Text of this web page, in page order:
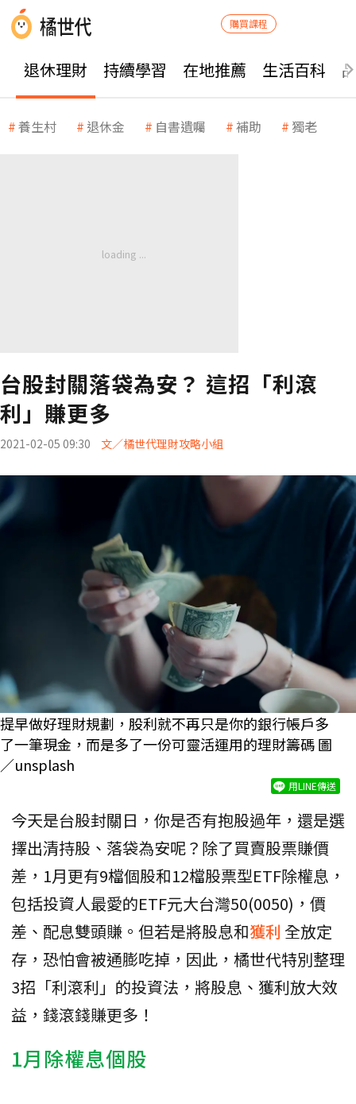
購買課程
退休理財 持續學習 在地推薦 生活百科
養生村 退休金 自書遺囑 補助 獨老
台股封關落袋為安？ 這招「利滾
利」賺更多
2021-02-05 09:30 文／橘世代理財攻略小組
提早做好理財規劃，股利就不再只是你的銀行帳戶多
了一筆現金，而是多了一份可靈活運用的理財籌碼 圖
／unsplash
用LINE傳送
今天是台股封關日，你是否有抱股過年，還是選
擇出清持股、落袋為安呢？除了買賣股票賺價
差，1月更有9檔個股和12檔股票型ETF除權息，
包括投資人最愛的ETF元大台灣50(0050)，價
差、配息雙頭賺。但若是將股息和獲利 全放定
存，恐怕會被通膨吃掉，因此，橘世代特別整理
3招「利滾利」的投資法，將股息、獲利放大效
益，錢滾錢賺更多！
1月除權息個股